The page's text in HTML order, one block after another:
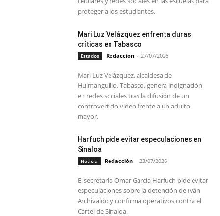
proteger a los estudiantes.
Mari Luz Velázquez enfrenta duras
críticas en Tabasco
Estados Redacción - 27/07/2026
Mari Luz Velázquez, alcaldesa de
Huimanguillo, Tabasco, genera indignación
en redes sociales tras la difusión de un
controvertido video frente a un adulto
mayor.
Harfuch pide evitar especulaciones en
Sinaloa
Noticia Redacción - 23/07/2026
El secretario Omar García Harfuch pide evitar
especulaciones sobre la detención de Iván
Archivaldo y confirma operativos contra el
Cártel de Sinaloa.